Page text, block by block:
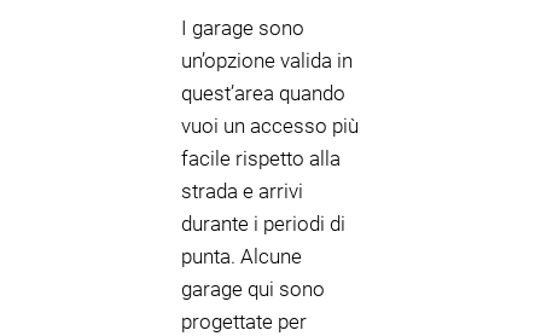
I garage sono
un’opzione valida in
quest’area quando
vuoi un accesso più
facile rispetto alla
strada e arrivi
durante i periodi di
punta. Alcune
garage qui sono
progettate per